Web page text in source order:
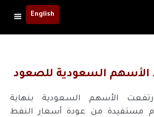
English
الأسهم السعودية للصعود
الأسهم السعودية بنهاية
مستفيدة من عودة أسعار النفط